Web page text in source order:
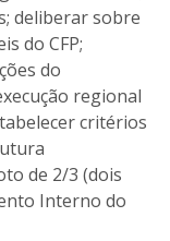
deliberar sobre
do CFP;
do
regional
critérios
de 2/3 (dois
Interno do